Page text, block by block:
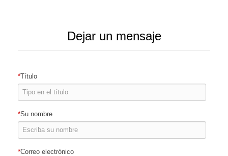
Dejar un mensaje
*Título
*Su nombre
*Correo electrónico